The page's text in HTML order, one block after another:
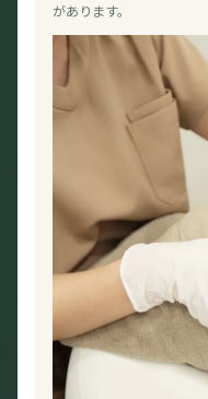
があります。